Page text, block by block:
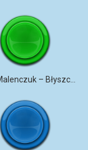
Maciej Malenczuk – Błyszczeć